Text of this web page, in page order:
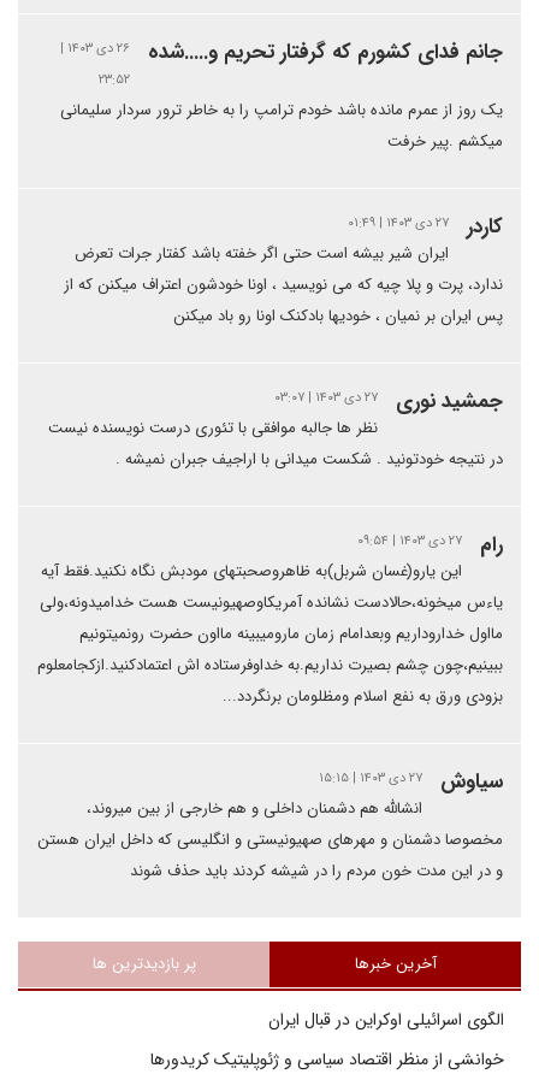
جانم فدای کشورم که گرفتار تحریم و.....شده
۲۶ دی ۱۴۰۳ |
۲۳:۵۲
یک روز از عمرم مانده باشد خودم ترامپ را به خاطر ترور سردار سلیمانی
میکشم .پیر خرفت
کاردر ۲۷ دی ۱۴۰۳ | ۰۱:۴۹
ایران شیر بیشه است حتی اگر خفته باشد کفتار جرات تعرض
ندارد، پرت و پلا چیه که می نویسید ، اونا خودشون اعتراف میکنن که از
پس ایران بر نمیان ، خودیها بادکنک اونا رو باد میکنن
جمشید نوری ۲۷ دی ۱۴۰۳ | ۰۳:۰۷
نظر ها جالبه موافقی با تئوری درست نویسنده نیست
در نتیجه خودتونید . شکست میدانی با اراجیف جبران نمیشه .
رام ۲۷ دی ۱۴۰۳ | ۰۹:۵۴
این یارو(غسان شربل)به ظاهروصحبتهای مودبش نگاه نکنید.فقط آیه
یاءس میخونه،حالادست نشانده آمریکاوصهیونیست هست خدامیدونه،ولی
مااول خداروداریم وبعدامام زمان مارومیبینه مااون حضرت رونمیتونیم
ببینیم،چون چشم بصیرت نداریم.به خداوفرستاده اش اعتمادکنید.ازکجامعلوم
بزودی ورق به نفع اسلام ومظلومان برنگردد...
سیاوش ۲۷ دی ۱۴۰۳ | ۱۵:۱۵
انشالله هم دشمنان داخلی و هم خارجی از بین میروند،
مخصوصا دشمنان و مهرهای صهیونیستی و انگلیسی که داخل ایران هستن
و در این مدت خون مردم را در شیشه کردند باید حذف شوند
آخرین خبرها پر بازدیدترین ها
الگوی اسرائیلی اوکراین در قبال ایران
خوانشی از منظر اقتصاد سیاسی و ژئوپلیتیک کریدورها